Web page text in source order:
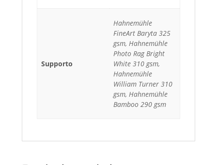
Supporto
Hahnemühle
FineArt Baryta 325
gsm, Hahnemühle
Photo Rag Bright
White 310 gsm,
Hahnemühle
William Turner 310
gsm, Hahnemühle
Bamboo 290 gsm